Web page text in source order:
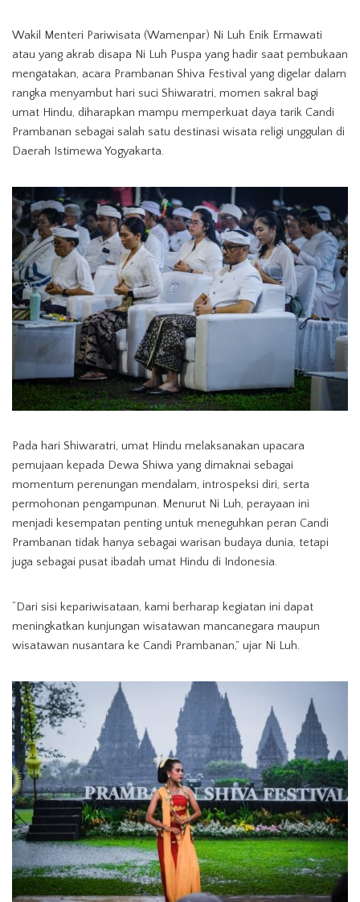
Wakil Menteri Pariwisata (Wamenpar) Ni Luh Enik Ermawati
atau yang akrab disapa Ni Luh Puspa yang hadir saat pembukaan
mengatakan, acara Prambanan Shiva Festival yang digelar dalam
rangka menyambut hari suci Shiwaratri, momen sakral bagi
umat Hindu, diharapkan mampu memperkuat daya tarik Candi
Prambanan sebagai salah satu destinasi wisata religi unggulan di
Daerah Istimewa Yogyakarta.
Pada hari Shiwaratri, umat Hindu melaksanakan upacara
pemujaan kepada Dewa Shiwa yang dimaknai sebagai
momentum perenungan mendalam, introspeksi diri, serta
permohonan pengampunan. Menurut Ni Luh, perayaan ini
menjadi kesempatan penting untuk meneguhkan peran Candi
Prambanan tidak hanya sebagai warisan budaya dunia, tetapi
juga sebagai pusat ibadah umat Hindu di Indonesia.
“Dari sisi kepariwisataan, kami berharap kegiatan ini dapat
meningkatkan kunjungan wisatawan mancanegara maupun
wisatawan nusantara ke Candi Prambanan,” ujar Ni Luh.